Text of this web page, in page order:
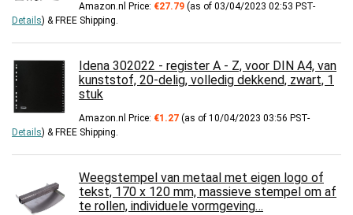
Amazon.nl Price: €27.79 (as of 03/04/2023 02:53 PST-
Details) & FREE Shipping.
Idena 302022 - register A - Z, voor DIN A4, van
kunststof, 20-delig, volledig dekkend, zwart, 1
stuk
Amazon.nl Price: €1.27 (as of 10/04/2023 03:56 PST-
Details) & FREE Shipping.
Weegstempel van metaal met eigen logo of
tekst, 170 x 120 mm, massieve stempel om af
te rollen, individuele vormgeving…